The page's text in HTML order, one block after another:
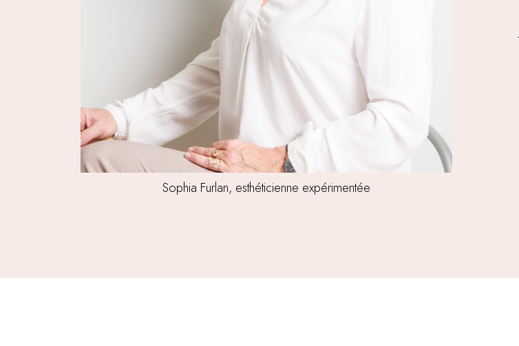
Sophia Furlan, esthéticienne expérimentée